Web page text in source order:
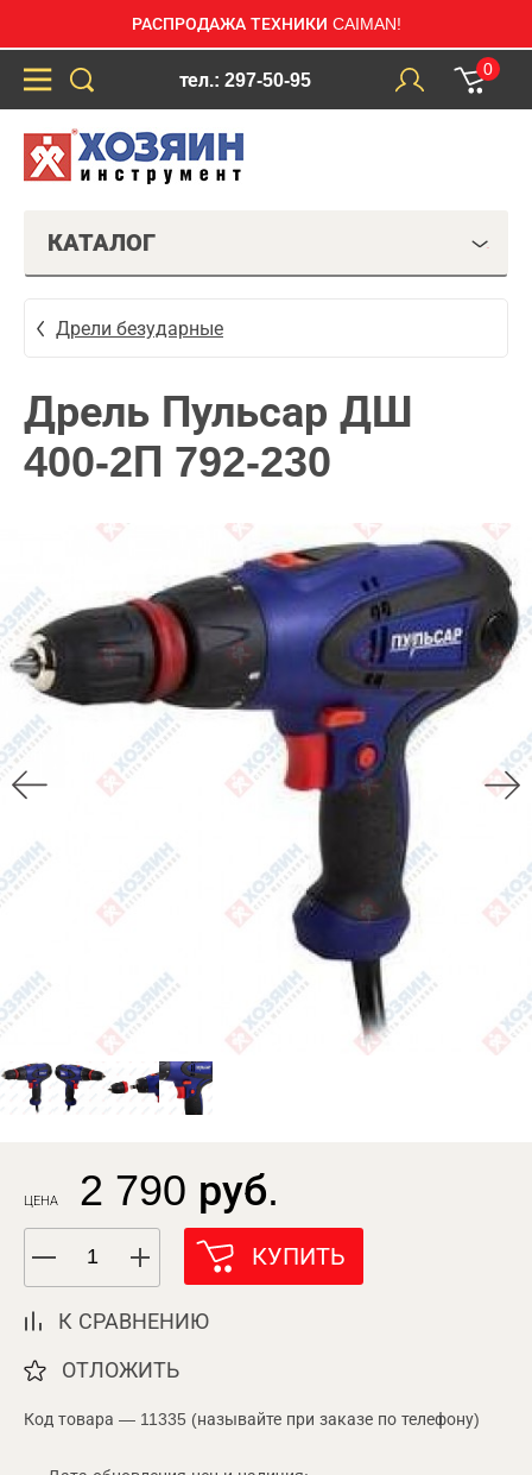
РАСПРОДАЖА ТЕХНИКИ CAIMAN!
тел.: 297-50-95
0
КАТАЛОГ
Дрели безударные
Дрель Пульсар ДШ
400-2П 792-230
ЦЕНА 2 790 руб.
КУПИТЬ
К СРАВНЕНИЮ
ОТЛОЖИТЬ
Код товара — 11335 (называйте при заказе по телефону)